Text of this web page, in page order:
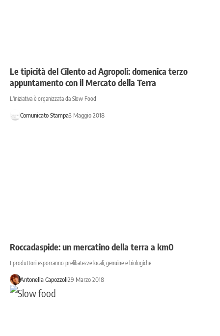
Le tipicità del Cilento ad Agropoli: domenica terzo
appuntamento con il Mercato della Terra
L'iniziativa è organizzata da Slow Food
Comunicato Stampa3 Maggio 2018
Roccadaspide: un mercatino della terra a km0
I produttori esporranno prelibatezze locali, genuine e biologiche
Antonella Capozzoli29 Marzo 2018